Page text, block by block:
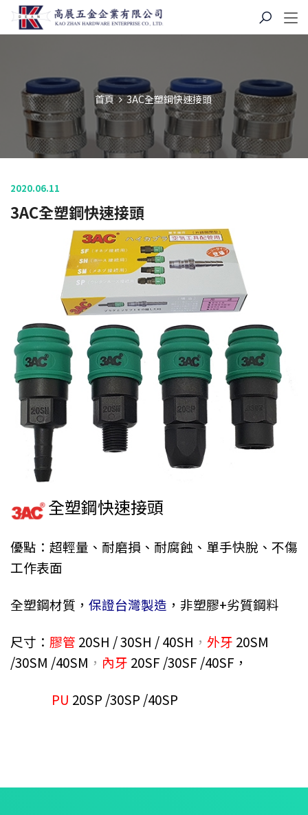
首頁 3AC全塑鋼快速接頭
2020.06.11
3AC全塑鋼快速接頭
全塑鋼快速接頭
優點：超輕量、耐磨損、耐腐蝕、單手快脫、不傷
工作表面
全塑鋼材質， 保證台灣製造 ，非塑膠+劣質鋼料
尺寸： 膠管 20SH / 30SH / 40SH ， 外牙 20SM
/30SM /40SM ， 內牙 20SF /30SF /40SF，
PU 20SP /30SP /40SP